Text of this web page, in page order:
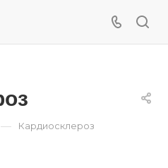
— Кардиосклероз